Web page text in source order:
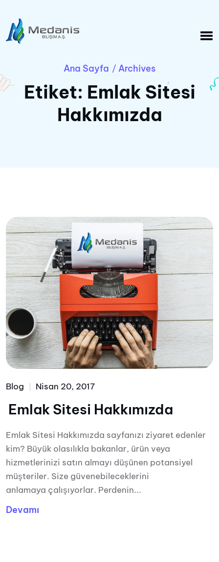
Ana Sayfa / Archives
Etiket: Emlak Sitesi
Hakkımızda
Blog Nisan 20, 2017
Emlak Sitesi Hakkımızda
Emlak Sitesi Hakkımızda sayfanızı ziyaret edenler
kim? Büyük olasılıkla bakanlar, ürün veya
hizmetlerinizi satın almayı düşünen potansiyel
müşteriler. Size güvenebileceklerini
anlamaya çalışıyorlar. Perdenin...
Devamı